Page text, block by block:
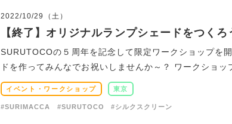
2022/10/29（土）
【終了】オリジナルランプシェードをつくろ
SURUTOCOの５周年を記念して限定ワークショップを
ドを作ってみんなでお祝いしませんか～？ ワークショッ
イベント・ワークショップ 東京
#SURIMACCA #SURUTOCO #シルクスクリーン